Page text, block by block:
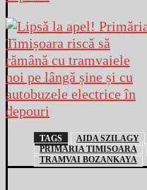
TAGS AIDA SZILAGY
PRIMARIA TIMISOARA
TRAMVAI BOZANKAYA